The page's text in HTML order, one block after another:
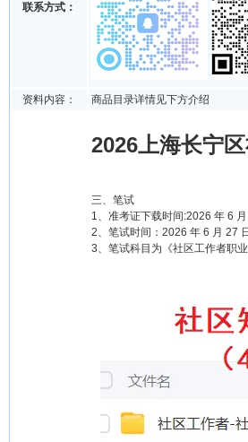
联系方式：
资料内容： 商品目录详情见下方介绍
2026上海长宁
三、笔试
1、准考证下载时间:2026 年 6
2、笔试时间：2026 年 6 月 27
3、笔试科目为《社区工作者职